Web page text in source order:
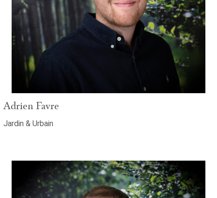
Adrien Favre
Jardin & Urbain